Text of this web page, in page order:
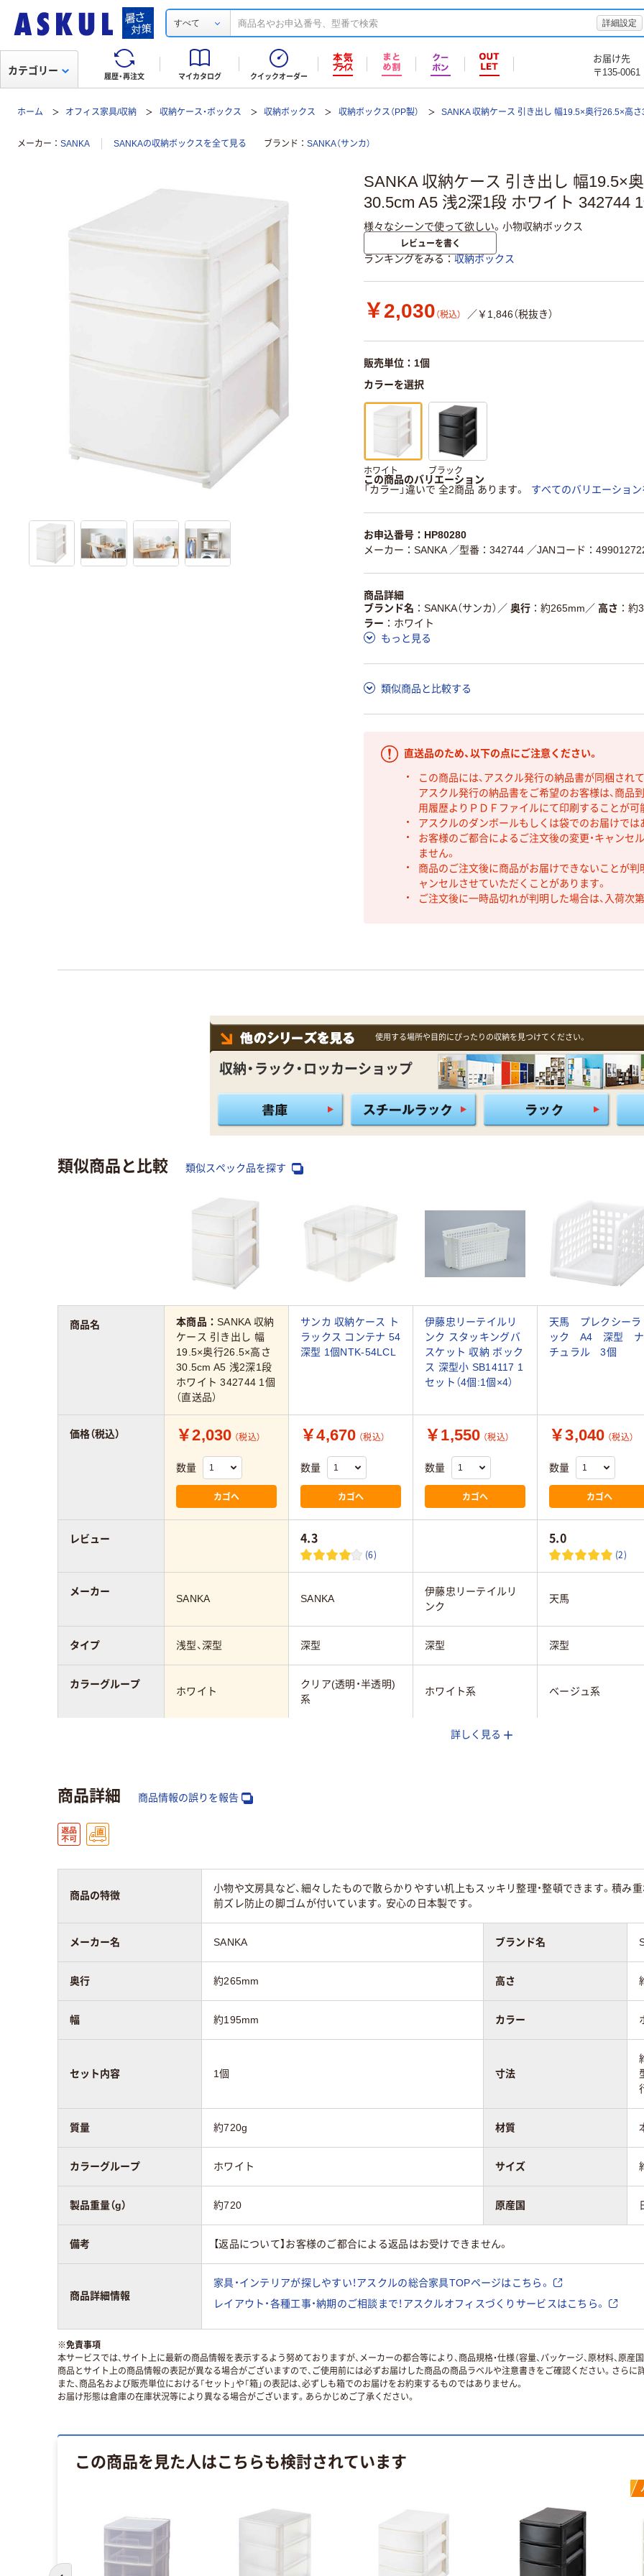
すべて 詳細設定
履歴・再注文 マイカタログ クイックオーダー
お届け先
〒135-0061
カテゴリー
ホーム オフィス家具/収納 収納ケース・ボックス 収納ボックス 収納ボックス（PP製） SANKA 収納ケース 引き出し 幅19.5×奥行26.5×高
メーカー SANKA SANKAの収納ボックスを全て見る ブランド SANKA（サンカ）
SANKA 収納ケース 引き出し 幅19.5×
30.5cm A5 浅2深1段 ホワイト 342744 1
様々なシーンで使って欲しい。小物収納ボックス
レビューを書く
ランキングをみる 収納ボックス
￥2,030 （税込） ／￥1,846（税抜き）
販売単位：1個
カラーを選択
ホワイト ブラック
この商品のバリエーション
「カラー」違いで 全2商品 あります。
すべてのバリエーショ
お申込番号：HP80280
メーカー：SANKA ／型番：342744 ／JANコード：
商品詳細
ブランド名
SANKA（サンカ） ／ 奥行 約265mm ／ 高さ
約
ラー
ホワイト
もっと見る
類似商品と比較する
直送品のため、以下の点にご注意ください。
この商品には、アスクル発行の納品書が同梱され
アスクル発行の納品書をご希望のお客様は、商品
用履歴よりＰＤＦファイルにて印刷することが可
アスクルのダンボールもしくは袋でのお届けでは
お客様のご都合によるご注文後の変更・キャンセ
ません。
商品のご注文後に商品がお届けできないことが判
ャンセルさせていただくことがあります。
ご注文後に一時品切れが判明した場合は、入荷次
使用する場所や目的にぴったりの収納を見つけてください。
収納・ラック・ロッカーショップ
類似商品と比較 類似スペック品を探す
本商品：SANKA 収納
ケース 引き出し 幅
19.5×奥行26.5×高さ
30.5cm A5 浅2深1段
ホワイト 342744 1個
（直送品）
サンカ 収納ケース ト
ラックス コンテナ 54
深型 1個NTK-54LCL
伊藤忠リーテイルリ
ンク スタッキングバ
スケット 収納 ボック
ス 深型小 SB14117 1
セット（4個:1個×4）
天馬 プレクシーラ
ック A4 深型 ナ
チュラル 3個
￥2,030 （税込）
数量
カゴへ
￥4,670 （税込）
数量
カゴへ
￥1,550 （税込）
数量
カゴへ
￥3,040 （税込）
数量
カゴへ
4.3
(6)
5.0
(2)
SANKA SANKA
伊藤忠リーテイルリ
ンク
天馬
浅型、深型 深型 深型 深型
ホワイト
クリア(透明・半透明)
系
ホワイト系 ベージュ系
148ｇ
商品名
価格（税込）
レビュー
メーカー
タイプ
カラーグループ
詳しく見る
商品詳細 商品情報の誤りを報告
商品の特徴
小物や文房具など、細々したもので散らかりやすい机上もスッキリ整理・整頓できます。積み
前ズレ防止の脚ゴムが付いています。安心の日本製です。
メーカー名 SANKA ブランド名
奥行 約265mm 高さ
幅 約195mm カラー
セット内容 1個 寸法
質量 約720g 材質
カラーグループ ホワイト サイズ
製品重量（g） 約720 原産国
備考 【返品について】お客様のご都合による返品はお受けできません。
商品詳細情報
家具・インテリアが探しやすい！アスクルの総合家具TOPページはこちら。
レイアウト・各種工事・納期のご相談まで！アスクルオフィスづくりサービスはこちら。
※免責事項
本サービスでは、サイト上に最新の商品情報を表示するよう努めておりますが、メーカーの都合等により、商品規格・仕様（容量、パッケージ、原材料、原
商品とサイト上の商品情報の表記が異なる場合がございますので、ご使用前には必ずお届けした商品の商品ラベルや注意書きをご確認ください。さらに
また、商品名および販売単位における「セット」や「箱」の表記は、必ずしも箱でのお届けをお約束するものではありません。
お届け形態は倉庫の在庫状況等により異なる場合がございます。あらかじめご了承ください。
この商品を見た人はこちらも検討されています